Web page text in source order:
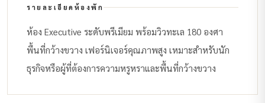
รายละเอียดห้องพัก
ห้อง Executive ระดับพรีเมียม พร้อมวิวทะเล 180 องศา
พื้นที่กว้างขวาง เฟอร์นิเจอร์คุณภาพสูง เหมาะสำหรับนัก
ธุรกิจหรือผู้ที่ต้องการความหรูหราและพื้นที่กว้างขวาง